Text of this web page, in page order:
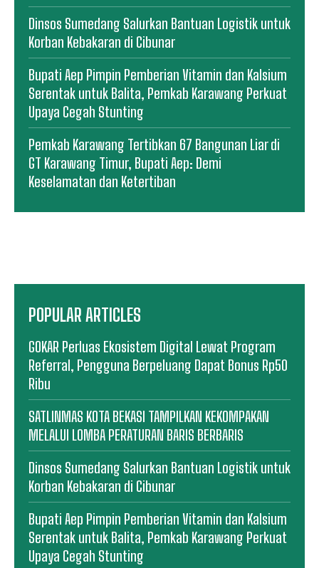
Dinsos Sumedang Salurkan Bantuan Logistik untuk
Korban Kebakaran di Cibunar
Bupati Aep Pimpin Pemberian Vitamin dan Kalsium
Serentak untuk Balita, Pemkab Karawang Perkuat
Upaya Cegah Stunting
Pemkab Karawang Tertibkan 67 Bangunan Liar di
GT Karawang Timur, Bupati Aep: Demi
Keselamatan dan Ketertiban
POPULAR ARTICLES
GOKAR Perluas Ekosistem Digital Lewat Program
Referral, Pengguna Berpeluang Dapat Bonus Rp50
Ribu
SATLINMAS KOTA BEKASI TAMPILKAN KEKOMPAKAN
MELALUI LOMBA PERATURAN BARIS BERBARIS
Dinsos Sumedang Salurkan Bantuan Logistik untuk
Korban Kebakaran di Cibunar
Bupati Aep Pimpin Pemberian Vitamin dan Kalsium
Serentak untuk Balita, Pemkab Karawang Perkuat
Upaya Cegah Stunting